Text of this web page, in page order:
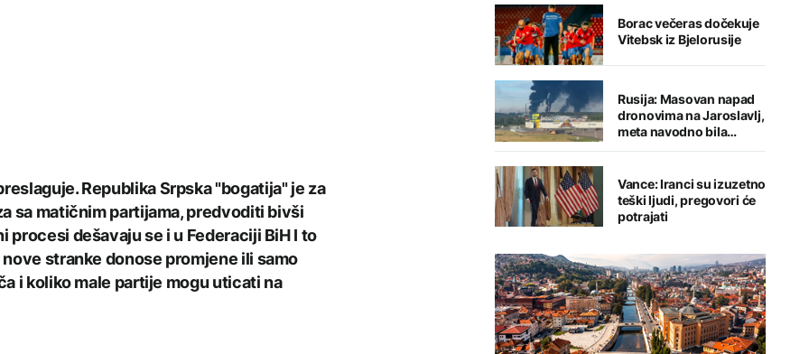
Republika Srpska "bogatija" je za
sa matičnim partijama, predvoditi bivši
procesi dešavaju se i u Federaciji BiH I to
stranke donose promjene ili samo
i koliko male partije mogu uticati na
Borac večeras dočekuje
Vitebsk iz Bjelorusije
Rusija: Masovan napad
dronovima na Jaroslavlj,
meta navodno bila
rafinerija
Vance: Iranci su izuzetno
teški ljudi, pregovori će
potrajati